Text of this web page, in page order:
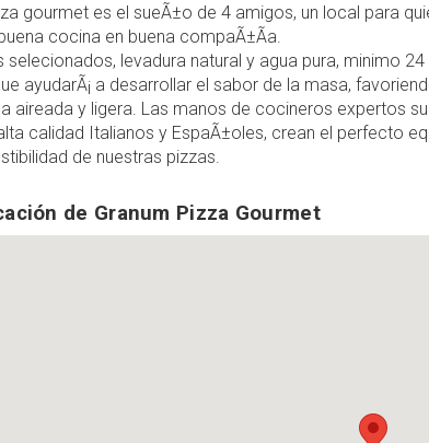
gourmet es el sueÃ±o de 4 amigos, un local para
cocina en buena compaÃ±Ã­a.
selecionados, levadura natural y agua pura, minimo
ayudarÃ¡ a desarrollar el sabor de la masa,
aireada y ligera. Las manos de cocineros expertos
calidad Italianos y EspaÃ±oles, crean el perfecto
de nuestras pizzas.
de Granum Pizza Gourmet